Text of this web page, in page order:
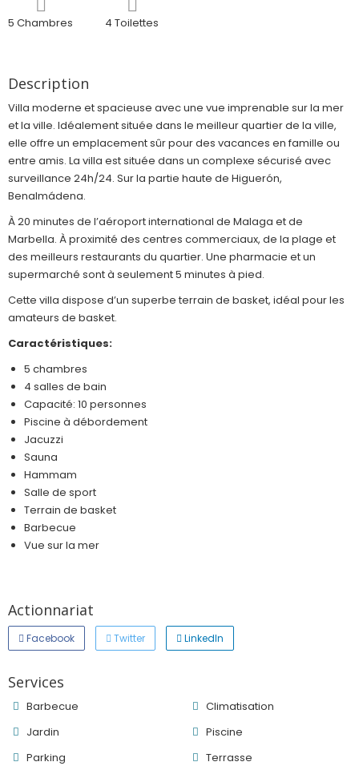
5 Chambres 4 Toilettes
Description
Villa moderne et spacieuse avec une vue imprenable sur la mer
et la ville. Idéalement située dans le meilleur quartier de la ville,
elle offre un emplacement sûr pour des vacances en famille ou
entre amis. La villa est située dans un complexe sécurisé avec
surveillance 24h/24. Sur la partie haute de Higuerón,
Benalmádena.
À 20 minutes de l’aéroport international de Malaga et de
Marbella. À proximité des centres commerciaux, de la plage et
des meilleurs restaurants du quartier. Une pharmacie et un
supermarché sont à seulement 5 minutes à pied.
Cette villa dispose d’un superbe terrain de basket, idéal pour les
amateurs de basket.
Caractéristiques:
5 chambres
4 salles de bain
Capacité: 10 personnes
Piscine à débordement
Jacuzzi
Sauna
Hammam
Salle de sport
Terrain de basket
Barbecue
Vue sur la mer
Actionnariat
Facebook Twitter LinkedIn
Services
Barbecue
Climatisation
Jardin
Piscine
Parking
Terrasse